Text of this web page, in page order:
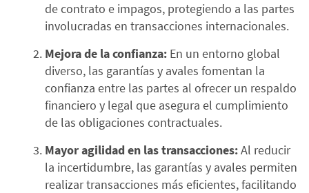
de contrato e impagos, protegiendo a las partes
involucradas en transacciones internacionales.
Mejora de la confianza: En un entorno global
diverso, las garantías y avales fomentan la
confianza entre las partes al ofrecer un respaldo
financiero y legal que asegura el cumplimiento
de las obligaciones contractuales.
Mayor agilidad en las transacciones:Al reducir
la incertidumbre, las garantías y avales permiten
realizar transacciones más eficientes, facilitando